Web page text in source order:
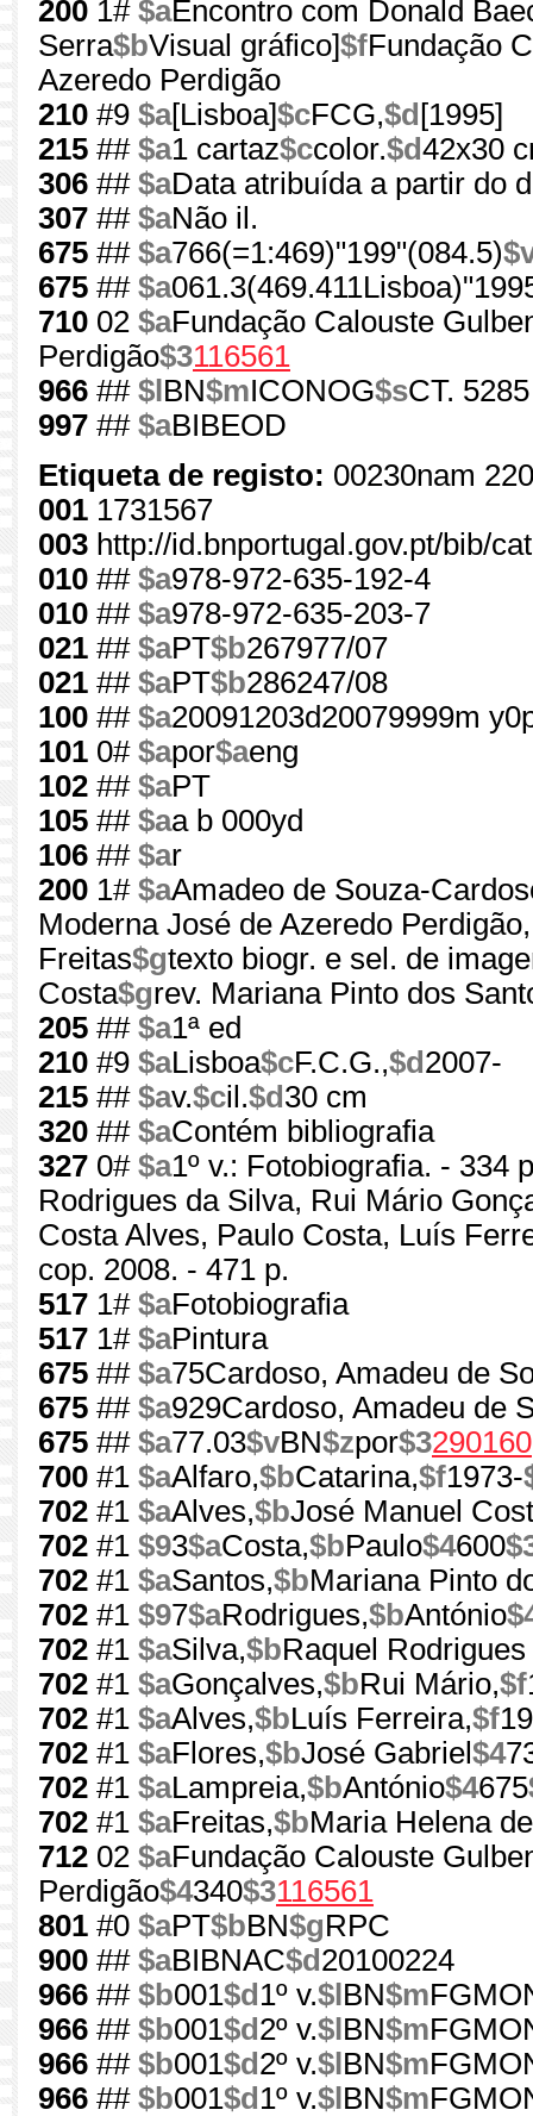
200 1# $aEncontro com Donald
Serra$bVisual gráfico]$fFundação
Azeredo Perdigão
210 #9 $a[Lisboa]$cFCG,$d [1995]
215 ## $a1 cartaz$ccolor.$d42x30
306 ## $aData atribuída a partir do
307 ## $aNão il.
675 ## $a766(=1:469)"199"(084.5)
675 ## $a
710 02 $aFundação Calouste
Perdigão$3116561
966 ## $l BN$mICONOG$sCT.
997 ## $aBIBEOD
Etiqueta de registo: 00230nam
001 1731567
003 http://id.bnportugal.gov.pt/bib/
010 ## $a978-972-635-192-4
010 ## $a978-972-635-203-7
021 ## $aPT$b267977/07
021 ## $aPT$b286247/08
100 ## $a20091203d20079999m
101 0# $apor$aeng
102 ## $aPT
105 ## $aa b 000yd
106 ## $ar
200 1# $aAmadeo de Souza-
Moderna José de Azeredo
Freitas$gtexto biogr. e sel. de
Costa$grev. Mariana Pinto dos
205 ## $a1ª ed
210 #9 $aLisboa$cF.C.G.,$d 2007-
215 ## $av.$cil.$d 30 cm
320 ## $aContém bibliografia
327 0# $a1º v.: Fotobiografia. - 334
Rodrigues da Silva, Rui Mário
Costa Alves, Paulo Costa, Luís
cop. 2008. - 471 p.
517 1# $aFotobiografia
517 1# $aPintura
675 ## $a75Cardoso, Amadeu de
675 ## $a929Cardoso, Amadeu de
675 ## $a77.03$vBN$zpor$3290160
700 #1 $aAlfaro,$bCatarina,$f1973-
702 #1 $aAlves,$bJosé Manuel
702 #1 $93$aCosta,$bPaulo$4600
702 #1 $aSantos,$bMariana Pinto
702 #1 $97$aRodrigues,$bAntónio
702 #1 $aSilva,$bRaquel Rodrigues
702 #1 $aGonçalves,$bRui Mário,$f
702 #1 $aAlves,$bLuís Ferreira,$f
702 #1 $aFlores,$bJosé Gabriel $4
702 #1 $aLampreia,$bAntónio$4675
702 #1 $aFreitas,$bMaria Helena
712 02 $aFundação Calouste
Perdigão$4340$3116561
801 #0 $aPT$bBN$gRPC
900 ## $aBIBNAC$d 20100224
966 ## $b001$d 1º v.$l BN$m
966 ## $b001$d 2º v.$l BN$m
966 ## $b001$d 2º v.$l BN$m
966 ## $b001$d 1º v.$l BN$m